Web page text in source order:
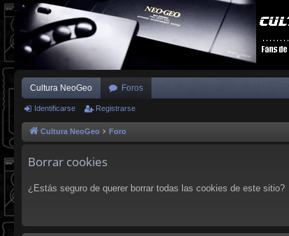
Cultura NeoGeo Foros
Identificarse Registrarse
Cultura NeoGeo Foro
Borrar cookies
¿Estás seguro de querer borrar todas las cookies de este sitio?